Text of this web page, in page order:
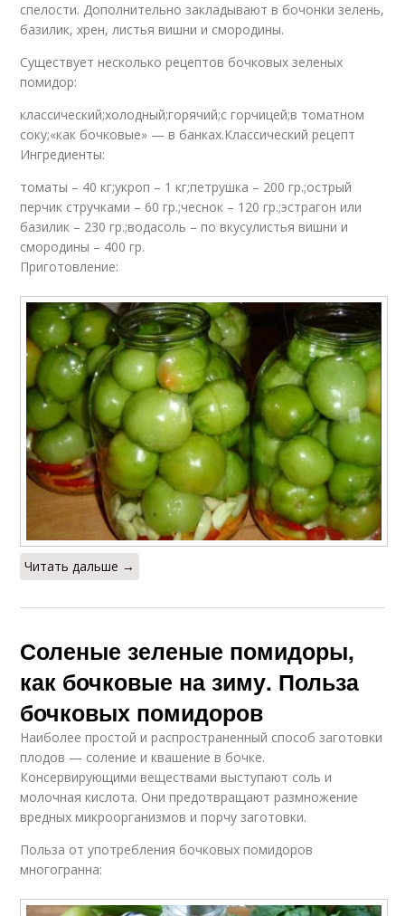
спелости. Дополнительно закладывают в бочонки зелень,
базилик, хрен, листья вишни и смородины.
Существует несколько рецептов бочковых зеленых
помидор:
классический;холодный;горячий;с горчицей;в томатном
соку;«как бочковые» — в банках.Классический рецепт
Ингредиенты:
томаты – 40 кг;укроп – 1 кг;петрушка – 200 гр.;острый
перчик стручками – 60 гр.;чеснок – 120 гр.;эстрагон или
базилик – 230 гр.;водасоль – по вкусулистья вишни и
смородины – 400 гр.
Приготовление:
Читать дальше →
Соленые зеленые помидоры,
как бочковые на зиму. Польза
бочковых помидоров
Наиболее простой и распространенный способ заготовки
плодов — соление и квашение в бочке.
Консервирующими веществами выступают соль и
молочная кислота. Они предотвращают размножение
вредных микроорганизмов и порчу заготовки.
Польза от употребления бочковых помидоров
многогранна: